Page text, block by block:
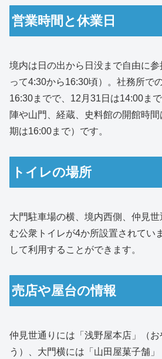
営業時間と休業日
境内は日の出から日没まで自由に
って4:30から16:30頃）。社務所で
16:30までで、12月31日は14:00ま
陣や山門、経蔵、史料館の開館時
期は16:00まで）です。
トイレの場所
大門駐車場の横、境内西側、仲見
む公衆トイレが4か所設置されてい
して利用することができます。
売店や屋台の情報
仲見世通りには「浅野屋本店」（
う）、大門横には「山田屋菓子舗